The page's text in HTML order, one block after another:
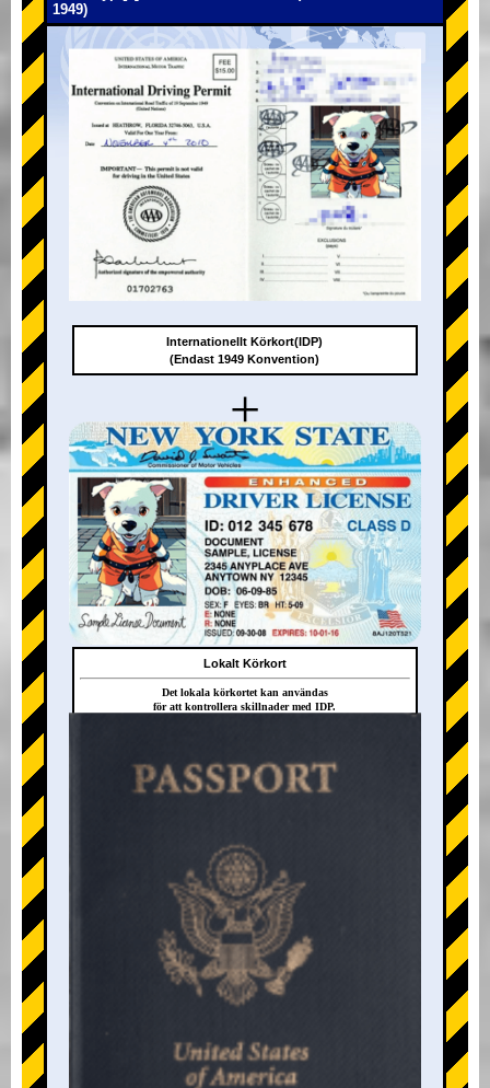
1949)
+
+
Internationellt Körkort(IDP)
(Endast 1949 Konvention)
Lokalt Körkort
Det lokala körkortet kan användas
för att kontrollera skillnader med IDP.